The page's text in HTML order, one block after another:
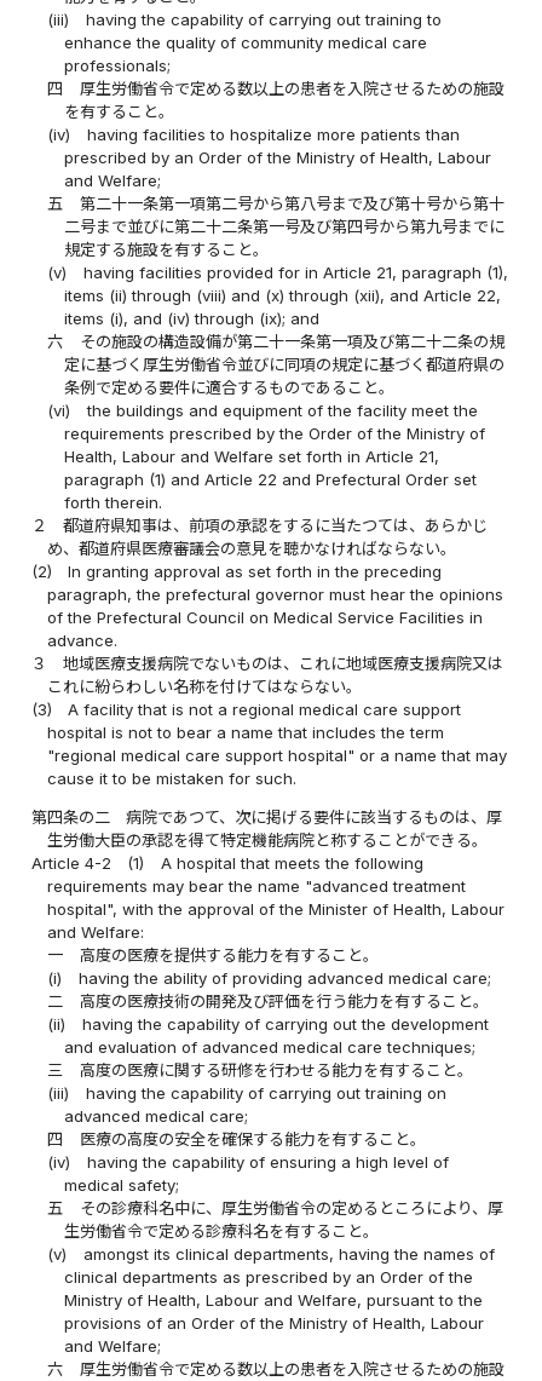
(iii)
having the capability of carrying out training to
enhance the quality of community medical care
professionals;
四
厚生労働省令で定める数以上の患者を入院させるための施設
を有すること。
(iv)
having facilities to hospitalize more patients than
prescribed by an Order of the Ministry of Health, Labour
and Welfare;
五
第二十一条第一項第二号から第八号まで及び第十号から第十
二号まで並びに第二十二条第一号及び第四号から第九号までに
規定する施設を有すること。
(v)
having facilities provided for in Article 21, paragraph (1),
items (ii) through (viii) and (x) through (xii), and Article 22,
items (i), and (iv) through (ix); and
六
その施設の構造設備が第二十一条第一項及び第二十二条の規
定に基づく厚生労働省令並びに同項の規定に基づく都道府県の
条例で定める要件に適合するものであること。
(vi)
the buildings and equipment of the facility meet the
requirements prescribed by the Order of the Ministry of
Health, Labour and Welfare set forth in Article 21,
paragraph (1) and Article 22 and Prefectural Order set
forth therein.
２
都道府県知事は、前項の承認をするに当たつては、あらかじ
め、都道府県医療審議会の意見を聴かなければならない。
(2)
In granting approval as set forth in the preceding
paragraph, the prefectural governor must hear the opinions
of the Prefectural Council on Medical Service Facilities in
advance.
３
地域医療支援病院でないものは、これに地域医療支援病院又は
これに紛らわしい名称を付けてはならない。
(3)
A facility that is not a regional medical care support
hospital is not to bear a name that includes the term
"regional medical care support hospital" or a name that may
cause it to be mistaken for such.
第四条の二
病院であつて、次に掲げる要件に該当するものは、厚
生労働大臣の承認を得て特定機能病院と称することができる。
Article 4-2
(1)
A hospital that meets the following
requirements may bear the name "advanced treatment
hospital", with the approval of the Minister of Health, Labour
and Welfare:
一
高度の医療を提供する能力を有すること。
(i)
having the ability of providing advanced medical care;
二
高度の医療技術の開発及び評価を行う能力を有すること。
(ii)
having the capability of carrying out the development
and evaluation of advanced medical care techniques;
三
高度の医療に関する研修を行わせる能力を有すること。
(iii)
having the capability of carrying out training on
advanced medical care;
四
医療の高度の安全を確保する能力を有すること。
(iv)
having the capability of ensuring a high level of
medical safety;
五
その診療科名中に、厚生労働省令の定めるところにより、厚
生労働省令で定める診療科名を有すること。
(v)
amongst its clinical departments, having the names of
clinical departments as prescribed by an Order of the
Ministry of Health, Labour and Welfare, pursuant to the
provisions of an Order of the Ministry of Health, Labour
and Welfare;
六
厚生労働省令で定める数以上の患者を入院させるための施設